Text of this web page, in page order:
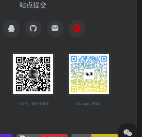
站点提交
公众号：微信搜海拥 本站 app（安卓）